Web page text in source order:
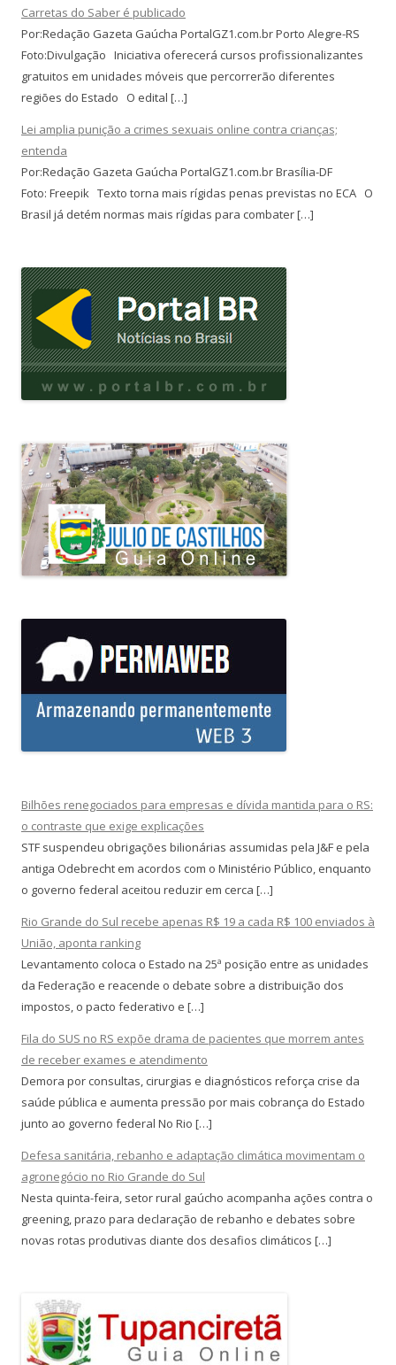
Carretas do Saber é publicado
Por:Redação Gazeta Gaúcha PortalGZ1.com.br Porto Alegre-RS
Foto:Divulgação Iniciativa oferecerá cursos profissionalizantes
gratuitos em unidades móveis que percorrerão diferentes
regiões do Estado O edital […]
Lei amplia punição a crimes sexuais online contra crianças;
entenda
Por:Redação Gazeta Gaúcha PortalGZ1.com.br Brasília-DF
Foto: Freepik Texto torna mais rígidas penas previstas no ECA O
Brasil já detém normas mais rígidas para combater […]
Bilhões renegociados para empresas e dívida mantida para o RS:
o contraste que exige explicações
STF suspendeu obrigações bilionárias assumidas pela J&F e pela
antiga Odebrecht em acordos com o Ministério Público, enquanto
o governo federal aceitou reduzir em cerca […]
Rio Grande do Sul recebe apenas R$ 19 a cada R$ 100 enviados à
União, aponta ranking
Levantamento coloca o Estado na 25ª posição entre as unidades
da Federação e reacende o debate sobre a distribuição dos
impostos, o pacto federativo e […]
Fila do SUS no RS expõe drama de pacientes que morrem antes
de receber exames e atendimento
Demora por consultas, cirurgias e diagnósticos reforça crise da
saúde pública e aumenta pressão por mais cobrança do Estado
junto ao governo federal No Rio […]
Defesa sanitária, rebanho e adaptação climática movimentam o
agronegócio no Rio Grande do Sul
Nesta quinta-feira, setor rural gaúcho acompanha ações contra o
greening, prazo para declaração de rebanho e debates sobre
novas rotas produtivas diante dos desafios climáticos […]